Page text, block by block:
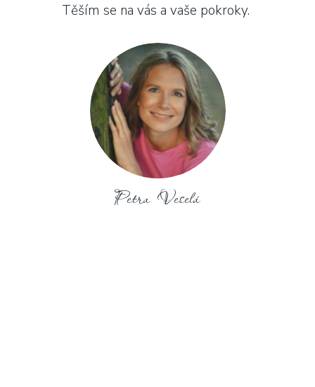
Těším se na vás a vaše pokroky.
Petra Veselá